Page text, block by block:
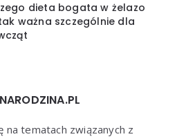
dieta bogata w żelazo
ważna szczególnie dla
na tematach związanych z